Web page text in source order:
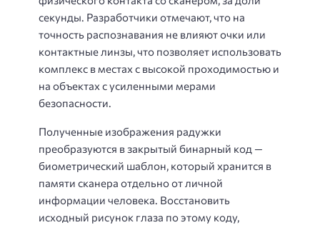
секунды. Разработчики отмечают, что на
точность распознавания не влияют очки или
контактные линзы, что позволяет использовать
комплекс в местах с высокой проходимостью и
на объектах с усиленными мерами
безопасности.
Полученные изображения радужки
преобразуются в закрытый бинарный код —
биометрический шаблон, который хранится в
памяти сканера отдельно от личной
информации человека. Восстановить
исходный рисунок глаза по этому коду,